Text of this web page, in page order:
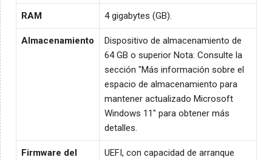
RAM 4 gigabytes (GB).
Almacenamiento
Dispositivo de almacenamiento de
64 GB o superior Nota: Consulte la
sección "Más información sobre el
espacio de almacenamiento para
mantener actualizado Microsoft
Windows 11" para obtener más
detalles.
Firmware del
UEFI, con capacidad de arranque